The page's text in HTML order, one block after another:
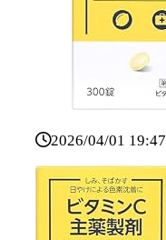
2026/04/01 19:47